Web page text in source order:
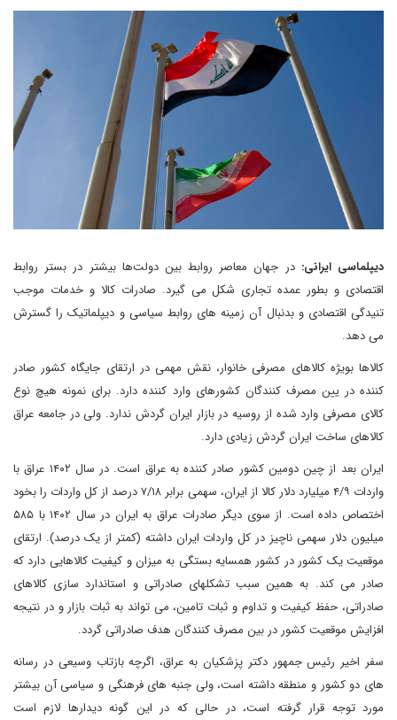
دیپلماسی ایرانی:در جهان معاصر روابط بین دولت‌ها بیشتر در بستر روابط
اقتصادی و بطور عمده تجاری شکل می گیرد. صادرات کالا و خدمات موجب
تنیدگی اقتصادی و بدنبال آن زمینه های روابط سیاسی و دیپلماتیک را گسترش
می دهد.
کالاها بویژه کالاهای مصرفی خانوار، نقش مهمی در ارتقای جایگاه کشور صادر
کننده در یین مصرف کنندگان کشورهای وارد کننده دارد. برای نمونه هیچ نوع
کالای مصرفی وارد شده از روسیه در بازار ایران گردش ندارد. ولی در جامعه عراق
کالاهای ساخت ایران گردش زیادی دارد.
ایران بعد از چین دومین کشور صادر کننده به عراق است. در سال ۱۴۰۲ عراق با
واردات ۴/۹ میلیارد دلار کالا از ایران، سهمی برابر ۷/۱۸ درصد از کل واردات را بخود
اختصاص داده است. از سوی دیگر صادرات عراق به ایران در سال ۱۴۰۲ با ۵۸۵
میلیون دلار سهمی ناچیز در کل واردات ایران داشته (کمتر از یک درصد). ارتقای
موقعیت یک کشور در کشور همسایه بستگی به میزان و کیفیت کالاهایی دارد که
صادر می کند. به همین سبب تشکلهای صادراتی و استاندارد سازی کالاهای
صادراتی، حفظ کیفیت و تداوم و ثبات تامین، می تواند به ثبات بازار و در نتیجه
افزایش موقعیت کشور در بین مصرف کنندگان هدف صادراتی گردد.
سفر اخیر رئیس جمهور دکتر پزشکیان به عراق، اگرچه بازتاب وسیعی در رسانه
های دو کشور و منطقه داشته است، ولی جنبه های فرهنگی و سیاسی آن بیشتر
مورد توجه قرار گرفته است، در حالی که در این گونه دیدارها لازم است